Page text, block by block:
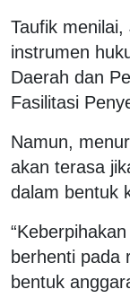
Taufik
instrumen
Daerah dan
Fasilitasi
Namun,
akan terasa
dalam bentuk
berhenti pada
bentuk